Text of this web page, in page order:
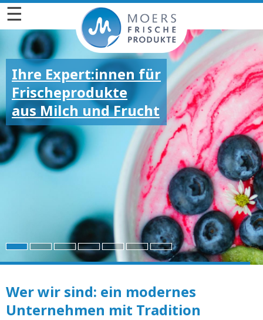
☰
Ihre Expert:innen für
Frischeprodukte
aus Milch und Frucht
Wer wir sind: ein modernes
Unternehmen mit Tradition